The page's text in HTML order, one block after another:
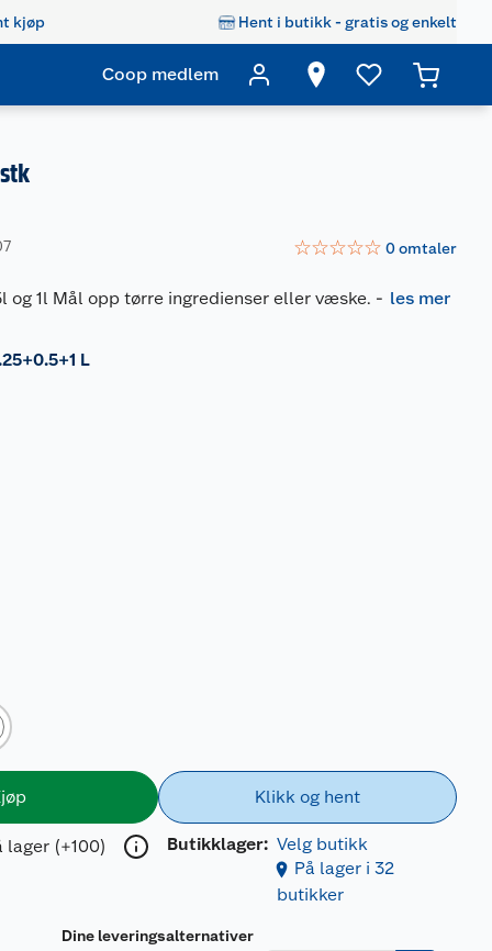
kjøp Hent i butikk - gratis og enkelt
Coop medlem
☆☆☆☆☆ 0omtaler
og 1l Mål opp tørre ingredienser eller væske. - les mer
L
lager (+100)
Klikk og hent
Butikklager: Velg butikk
På lager i 32
butikker
Dine leveringsalternativer